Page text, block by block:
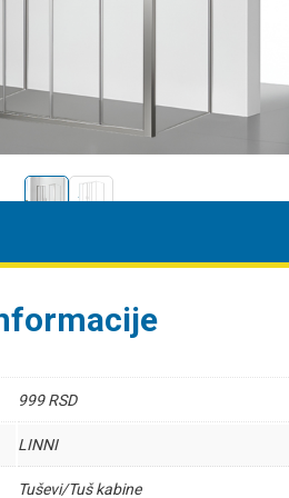
999 RSD
LINNI
Tuševi/Tuš kabine